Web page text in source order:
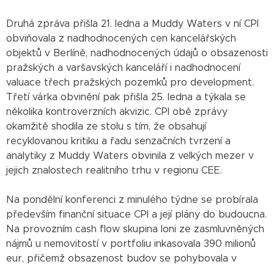
Druhá zpráva přišla 21. ledna a Muddy Waters v ní CPI
obviňovala z nadhodnocených cen kancelářských
objektů v Berlíně, nadhodnocených údajů o obsazenosti
pražských a varšavských kanceláří i nadhodnocení
valuace třech pražských pozemků pro development.
Třetí várka obvinění pak přišla 25. ledna a týkala se
několika kontroverzních akvizic. CPI obě zprávy
okamžitě shodila ze stolu s tím, že obsahují
recyklovanou kritiku a řadu senzačních tvrzení a
analytiky z Muddy Waters obvinila z velkých mezer v
jejich znalostech realitního trhu v regionu CEE.
Na pondělní konferenci z minulého týdne se probírala
především finanční situace CPI a její plány do budoucna.
Na provozním cash flow skupina loni ze zasmluvněných
nájmů u nemovitostí v portfoliu inkasovala 390 milionů
eur, přičemž obsazenost budov se pohybovala v